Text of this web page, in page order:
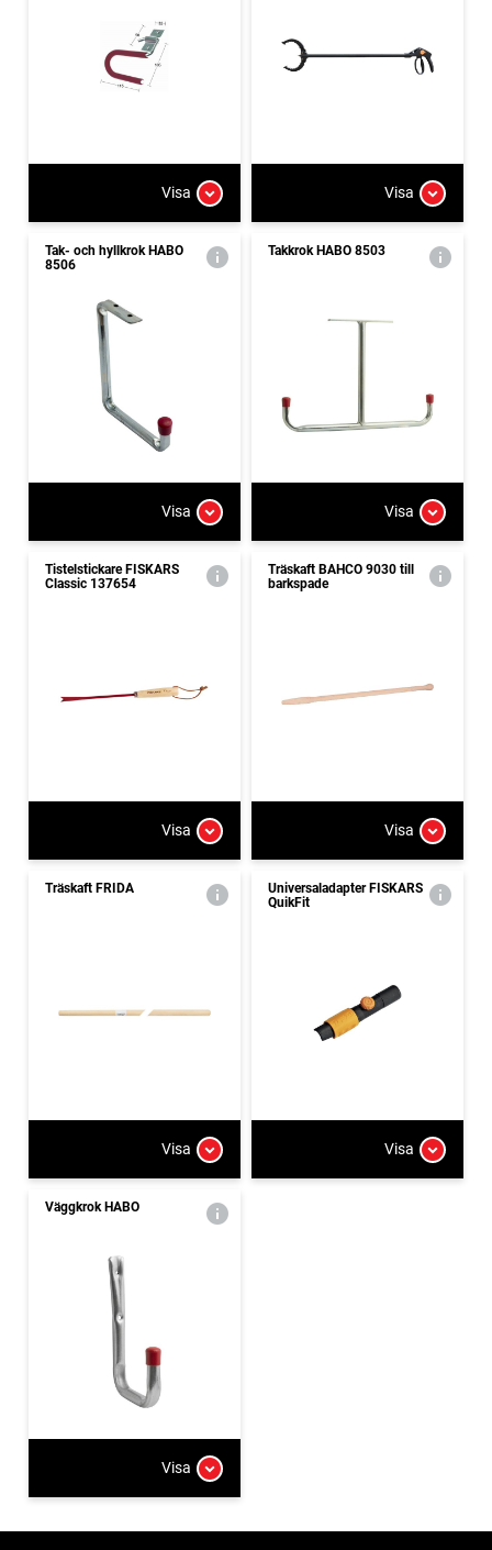
Visa Visa
Tak- och hyllkrok HABO
8506
Visa
Takkrok HABO 8503
Visa
Tistelstickare FISKARS
Classic 137654
Visa
Träskaft BAHCO 9030 till
barkspade
Visa
Träskaft FRIDA
Visa
Universaladapter FISKARS
QuikFit
Visa
Väggkrok HABO
Visa